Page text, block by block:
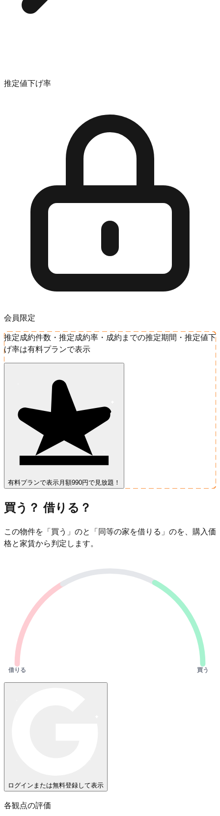
推定値下げ率
会員限定
推定成約件数・推定成約率・成約までの推定期間・推定値下
げ率は有料プランで表示
有料プランで表示 月額990円で見放題！
買う？ 借りる？
この物件を「買う」のと「同等の家を借りる」のを、購入価
格と家賃から判定します。
借りる 買う
ログインまたは無料登録して表示
各観点の評価